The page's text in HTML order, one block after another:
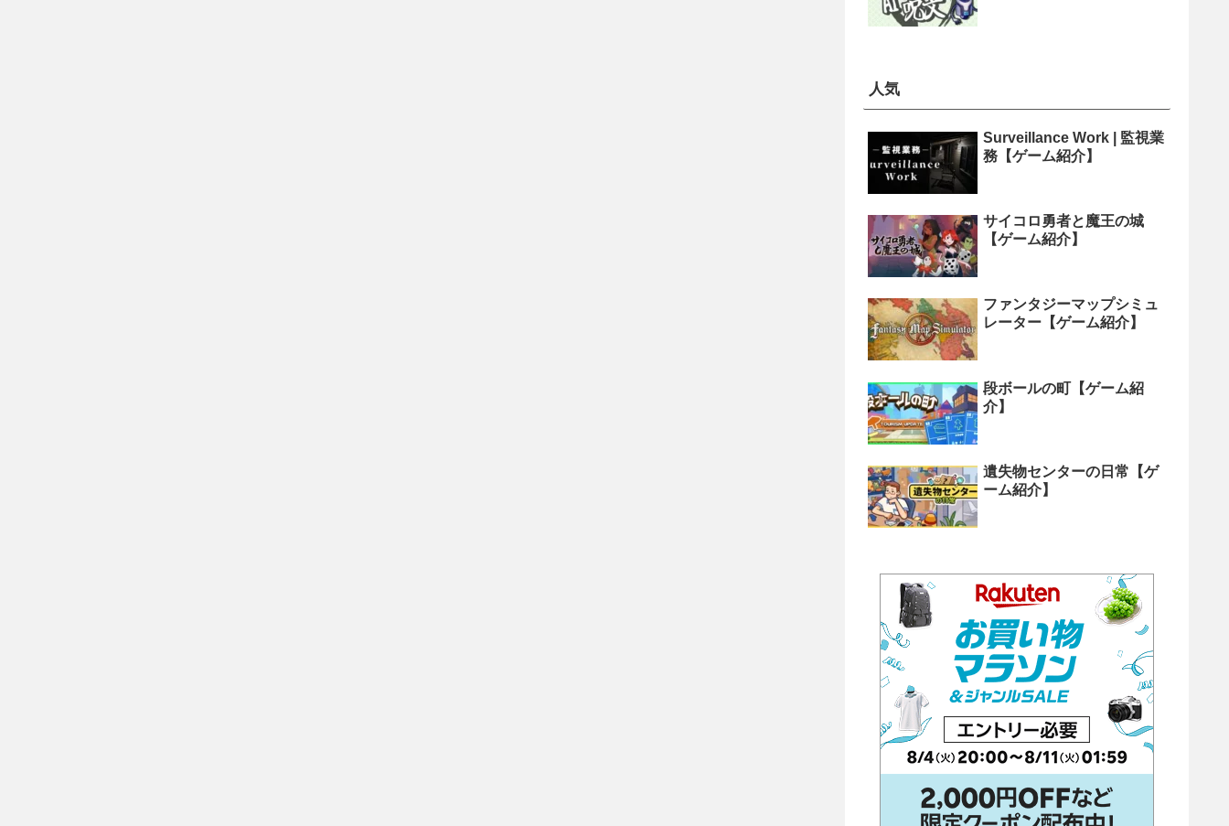
人気
Surveillance Work | 監視業
務【ゲーム紹介】
サイコロ勇者と魔王の城
【ゲーム紹介】
ファンタジーマップシミュ
レーター【ゲーム紹介】
段ボールの町【ゲーム紹
介】
遺失物センターの日常【ゲ
ーム紹介】